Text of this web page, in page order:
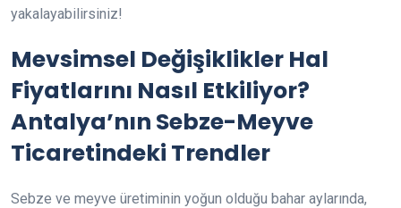
yakalayabilirsiniz!
Mevsimsel Değişiklikler Hal
Fiyatlarını Nasıl Etkiliyor?
Antalya’nın Sebze-Meyve
Ticaretindeki Trendler
Sebze ve meyve üretiminin yoğun olduğu bahar aylarında,